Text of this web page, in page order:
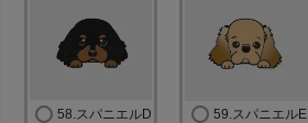
58.スパニエルD 59.スパニエルE